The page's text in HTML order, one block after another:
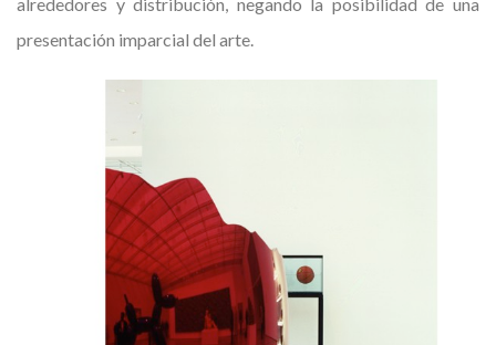
alrededores y distribución, negando la posibilidad de una
presentación imparcial del arte.